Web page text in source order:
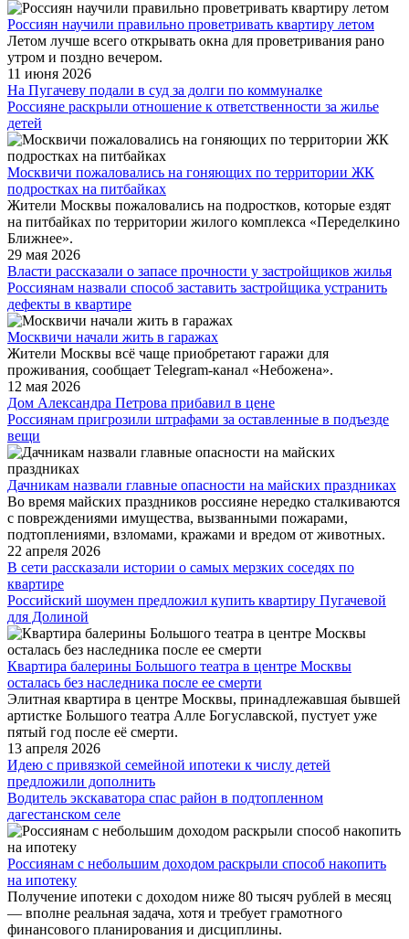
Россиян научили правильно проветривать квартиру летом
Летом лучше всего открывать окна для проветривания рано
утром и поздно вечером.
11 июня 2026
На Пугачеву подали в суд за долги по коммуналке
Россияне раскрыли отношение к ответственности за жилье
детей
Москвичи пожаловались на гоняющих по территории ЖК
подростках на питбайках
Жители Москвы пожаловались на подростков, которые ездят
на питбайках по территории жилого комплекса «Переделкино
Ближнее».
29 мая 2026
Власти рассказали о запасе прочности у застройщиков жилья
Россиянам назвали способ заставить застройщика устранить
дефекты в квартире
Москвичи начали жить в гаражах
Жители Москвы всё чаще приобретают гаражи для
проживания, сообщает Telegram-канал «Небожена».
12 мая 2026
Дом Александра Петрова прибавил в цене
Россиянам пригрозили штрафами за оставленные в подъезде
вещи
Дачникам назвали главные опасности на майских праздниках
Во время майских праздников россияне нередко сталкиваются
с повреждениями имущества, вызванными пожарами,
подтоплениями, взломами, кражами и вредом от животных.
22 апреля 2026
В сети рассказали истории о самых мерзких соседях по
квартире
Российский шоумен предложил купить квартиру Пугачевой
для Долиной
Квартира балерины Большого театра в центре Москвы
осталась без наследника после ее смерти
Элитная квартира в центре Москвы, принадлежавшая бывшей
артистке Большого театра Алле Богуславской, пустует уже
пятый год после её смерти.
13 апреля 2026
Идею с привязкой семейной ипотеки к числу детей
предложили дополнить
Водитель экскаватора спас район в подтопленном
дагестанском селе
Россиянам с небольшим доходом раскрыли способ накопить
на ипотеку
Получение ипотеки с доходом ниже 80 тысяч рублей в месяц
— вполне реальная задача, хотя и требует грамотного
финансового планирования и дисциплины.